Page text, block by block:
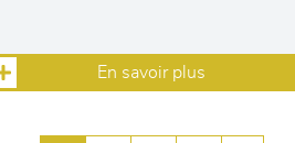
En savoir plus